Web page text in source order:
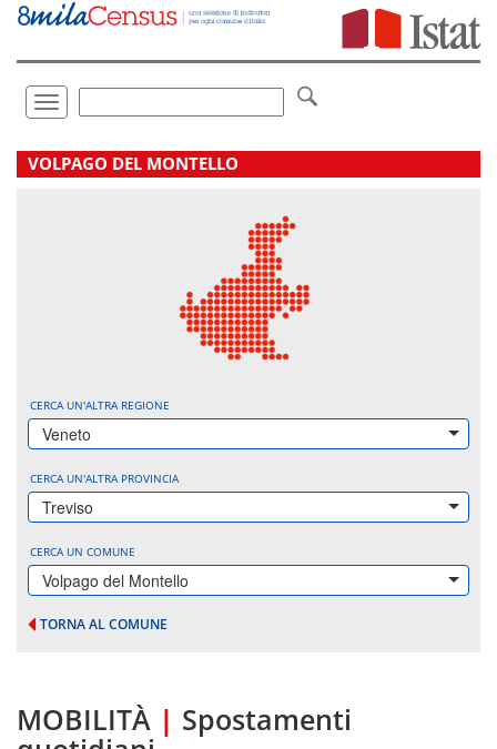
Vai
direttamente
Toggle
navigation
.
VOLPAGO DEL MONTELLO
CERCA UN'ALTRA REGIONE
Veneto
CERCA UN'ALTRA PROVINCIA
Treviso
CERCA UN COMUNE
Volpago del Montello
TORNA AL COMUNE
MOBILITÀ | Spostamenti